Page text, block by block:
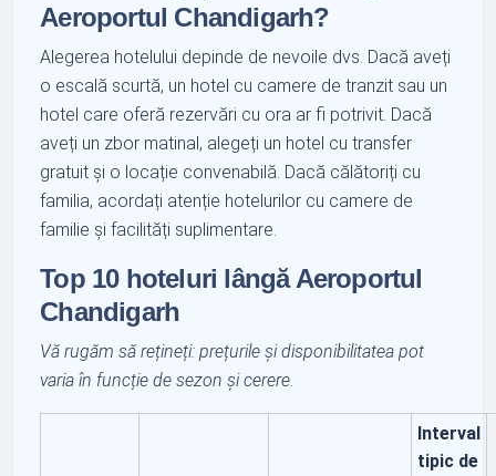
Aeroportul Chandigarh?
Alegerea hotelului depinde de nevoile dvs. Dacă aveți
o escală scurtă, un hotel cu camere de tranzit sau un
hotel care oferă rezervări cu ora ar fi potrivit. Dacă
aveți un zbor matinal, alegeți un hotel cu transfer
gratuit și o locație convenabilă. Dacă călătoriți cu
familia, acordați atenție hotelurilor cu camere de
familie și facilități suplimentare.
Top 10 hoteluri lângă Aeroportul
Chandigarh
Vă rugăm să rețineți: prețurile și disponibilitatea pot
varia în funcție de sezon și cerere.
Interval
tipic de